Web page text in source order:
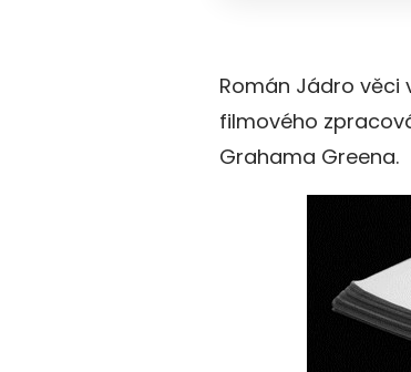
Román Jádro věci
filmového
Grahama Greena.